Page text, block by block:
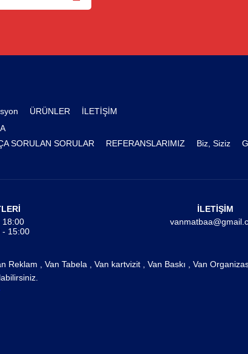
ÜRÜNLER
İLETİŞİM
SORULAN SORULAR REFERANSLARIMIZ Biz, Siziz
18:00
- 15:00
İLETİŞİM
, Van Tabela , Van kartvizit , Van Baskı , Van